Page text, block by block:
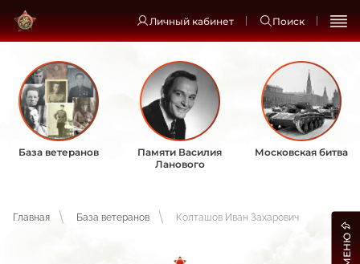
Личный кабинет Поиск
База ветеранов
Памяти Василия
Ланового
Московская битва
Главная База ветеранов Колташов Иван Захарович
МЕНЮ